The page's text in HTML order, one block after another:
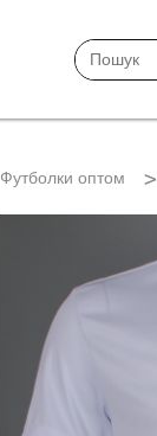
Футболки оптом